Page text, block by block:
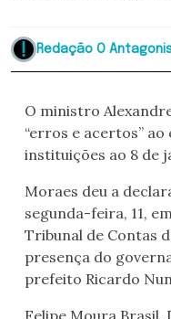
Redação O
O ministro
“erros e acertos”
instituições ao 8 de
Moraes deu a
segunda-feira, 11,
Tribunal de Contas
presença do
prefeito Ricardo